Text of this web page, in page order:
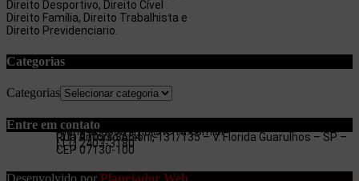
Direito Desportivo, Direito Cível
Direito Família, Direito Trabalhista e
Direito Previdenciario.
Categorias
Categorias
Entre em contato
Rua Antonio Artoni, 131/135 – V. Florida Guarulhos – SP –
CEP 07130-100
(11) 2403-3180
(11) 97053-3654
maria.pessoa.lima@terra.com.br